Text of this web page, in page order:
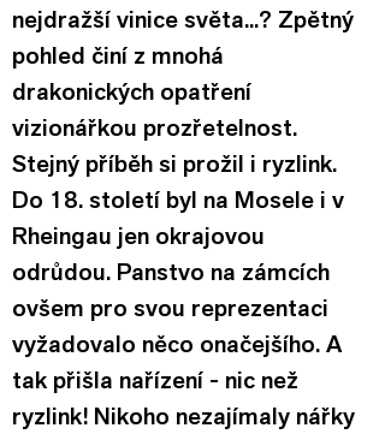
nejdražší vinice světa...? Zpětný
pohled činí z mnohá
drakonických opatření
vizionářkou prozřetelnost.
Stejný příběh si prožil i ryzlink.
Do 18. století byl na Mosele i v
Rheingau jen okrajovou
odrůdou. Panstvo na zámcích
ovšem pro svou reprezentaci
vyžadovalo něco onačejšího. A
tak přišla nařízení - nic než
ryzlink! Nikoho nezajímaly nářky